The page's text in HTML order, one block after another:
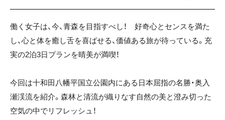
働く女子は、今、青森を目指すべし！ 好奇心とセンスを満た
し、心と体を癒し舌を喜ばせる、価値ある旅が待っている。充
実の2泊3日プランを晴美が満喫！
今回は十和田八幡平国立公園内にある日本屈指の名勝・奥入
瀬渓流を紹介。森林と清流が織りなす自然の美と澄み切った
空気の中でリフレッシュ！